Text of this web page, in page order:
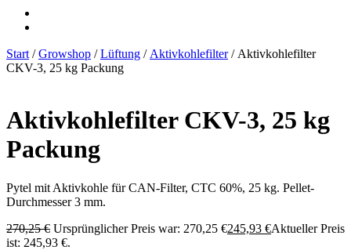
Start /Growshop /Lüftung / Aktivkohlefilter/ Aktivkohlefilter
CKV-3, 25 kg Packung
Aktivkohlefilter CKV-3, 25 kg
Packung
Pytel mit Aktivkohle für CAN-Filter, CTC 60%, 25 kg. Pellet-
Durchmesser 3 mm.
270,25€ Ursprünglicher Preis war: 270,25 €245,93 €Aktueller Preis
ist: 245,93 €.